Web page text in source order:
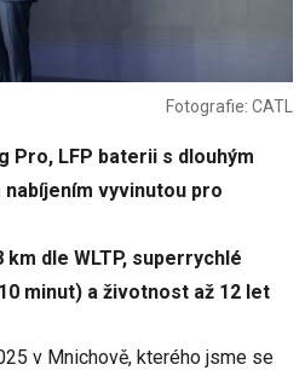
Fotografie: CATL
Pro, LFP baterii s dlouhým
vyvinutou pro
km dle WLTP, superrychlé
minut) a životnost až 12 let
v Mnichově, kterého jsme se